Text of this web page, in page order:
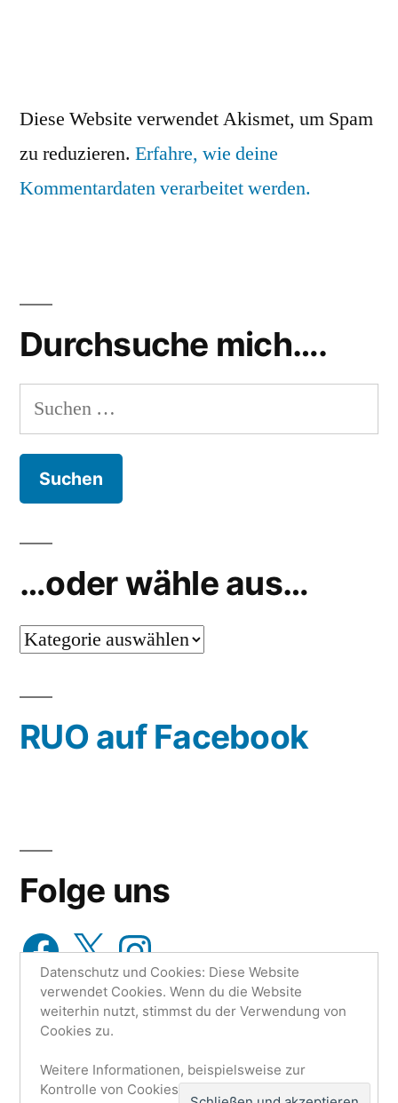
Diese Website verwendet Akismet, um Spam
zu reduzieren. Erfahre, wie deine
Kommentardaten verarbeitet werden.
Durchsuche mich….
Suchen
nach:
…oder wähle aus…
…
aus…
RUO auf Facebook
Folge uns
Facebook
X Instagram
Research Unit One | Ruo.de,Mit Stolz präsentiert von
WordPress.
Datenschutzerklärung Impressum
Datenschutz und Cookies: Diese Website
verwendet Cookies. Wenn du die Website
weiterhin nutzt, stimmst du der Verwendung von
Cookies zu.
Weitere Informationen, beispielsweise zur
Kontrolle von Cookies, findest du hier: